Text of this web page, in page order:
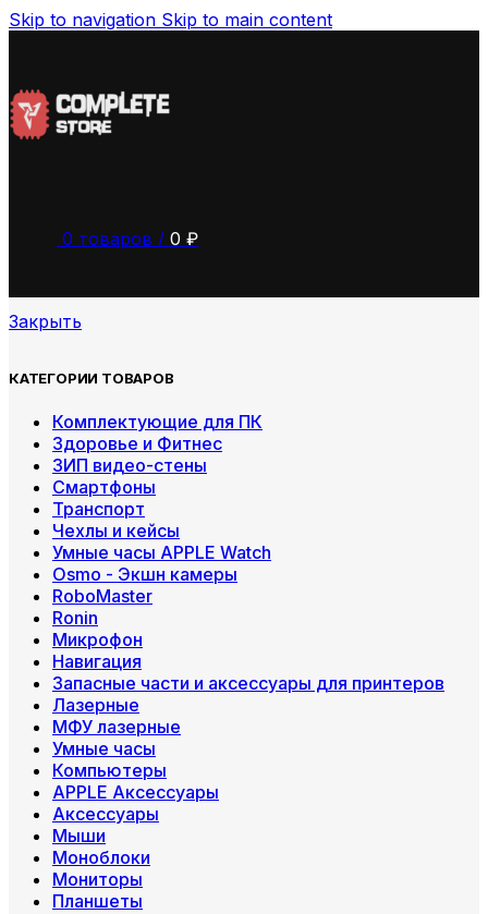
Skip to navigation Skip to main content
0 товаров / 0 ₽
Закрыть
КАТЕГОРИИ ТОВАРОВ
Комплектующие для ПК
Здоровье и Фитнес
ЗИП видео-стены
Смартфоны
Транспорт
Чехлы и кейсы
Умные часы APPLE Watch
Osmo - Экшн камеры
RoboMaster
Ronin
Микрофон
Навигация
Запасные части и аксессуары для принтеров
Лазерные
МФУ лазерные
Умные часы
Компьютеры
APPLE Аксессуары
Аксессуары
Мыши
Моноблоки
Мониторы
Планшеты